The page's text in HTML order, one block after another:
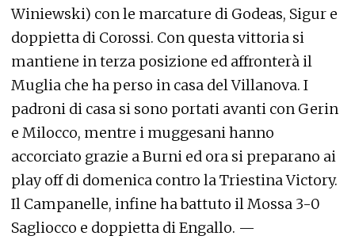
Winiewski) con le marcature di Godeas, Sigur e
doppietta di Corossi. Con questa vittoria si
mantiene in terza posizione ed affronterà il
Muglia che ha perso in casa del Villanova. I
padroni di casa si sono portati avanti con Gerin
e Milocco, mentre i muggesani hanno
accorciato grazie a Burni ed ora si preparano ai
play off di domenica contro la Triestina Victory.
Il Campanelle, infine ha battuto il Mossa 3-0
Sagliocco e doppietta di Engallo. —